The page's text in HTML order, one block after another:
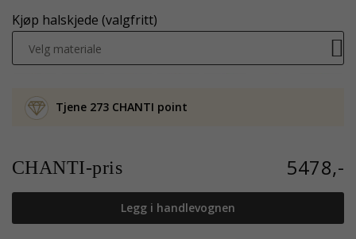
Kjøp halskjede (valgfritt)
Velg materiale
Tjene 273 CHANTI point
CHANTI-pris 5478,-
Legg i handlevognen